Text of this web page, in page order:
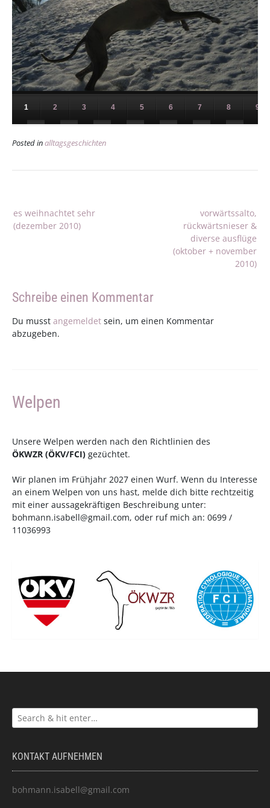
1 2 3 4 5 6 7 8 9
Posted inalltagsgeschichten
vorwärtssalto,
rückwärtsnieser &
diverse ausflüge
(oktober + november
2010)
es weihnachtet sehr
(dezember 2010)
Schreibe einen Kommentar
Du musst angemeldet sein, um einen Kommentar
abzugeben.
Welpen
Unsere Welpen werden nach den Richtlinien des
ÖKWZR (ÖKV/FCI) gezüchtet.
Wir planen im Frühjahr 2027 einen Wurf. Wenn du Interesse
an einem Welpen von uns hast, melde dich bitte rechtzeitig
mit einer aussagekräftigen Beschreibung unter:
bohmann.isabell@gmail.com, oder ruf mich an: 0699 /
11036993
KONTAKT AUFNEHMEN
bohmann.isabell@gmail.com